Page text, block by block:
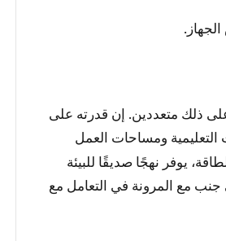
ذلك متعددين. إن قدرته على
ومساحات العمل
يوفر نهجًا صديقًا للبيئة
مع المرونة في التعامل مع